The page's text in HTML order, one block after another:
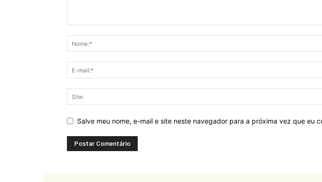
Salve meu nome, e-mail e site neste navegador para a próxima vez que eu